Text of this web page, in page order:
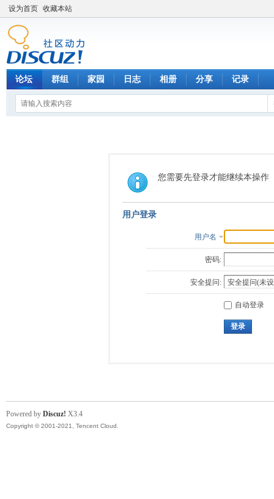
设为首页 收藏本站
论坛 群组 家园 日志 相册 分享 记录
您需要先登录才能继续本操作
用户登录
用户名
密码:
安全提问:
自动登录
登录
Powered by Discuz! X3.4
Copyright © 2001-2021, Tencent Cloud.